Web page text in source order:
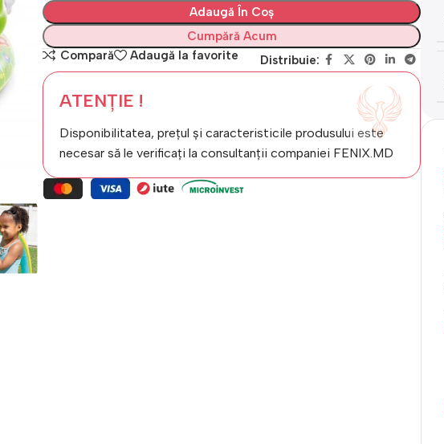
Adaugă În Coș
Cumpără Acum
Compară
Adaugă la favorite Distribuie:
ATENȚIE !
Disponibilitatea, prețul și caracteristicile produsului este
necesar să le verificați la consultanții companiei FENIX.MD